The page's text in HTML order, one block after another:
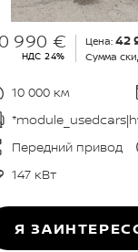
990 €
НДС 24%
Цена: 42
Сумма
10 000 км
Передний привод
147 кВт
Я